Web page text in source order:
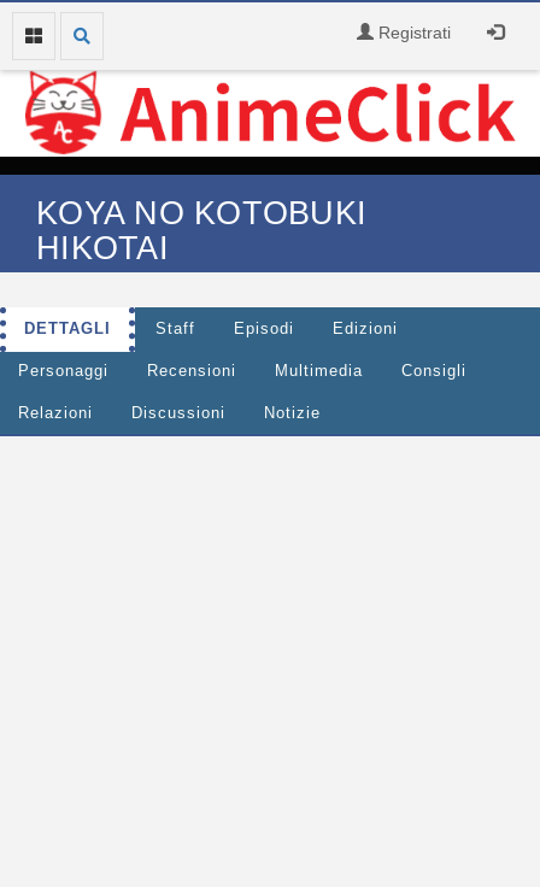
Registrati
KOYA NO KOTOBUKI
HIKOTAI
DETTAGLI Staff Episodi Edizioni
Personaggi Recensioni Multimedia Consigli
Relazioni Discussioni Notizie